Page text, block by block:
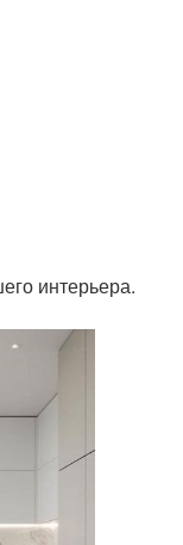
интерьера.